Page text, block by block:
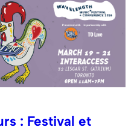
: Festival et